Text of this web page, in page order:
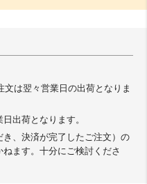
は翌々営業日の出荷となりま
出荷となります。
、決済が完了したご注文）の
ます。十分にご検討くださ